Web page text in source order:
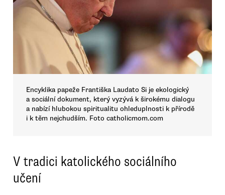
Encyklika papeže Františka Laudato Si je ekologický
a sociální dokument, který vyzývá k širokému dialogu
a nabízí hlubokou spiritualitu ohleduplnosti k přírodě
i k těm nejchudším. Foto catholicmom.com
V tradici katolického sociálního
učení